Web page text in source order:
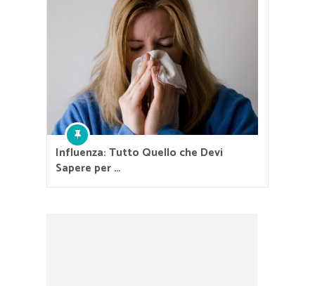
Influenza: Tutto Quello che Devi
Sapere per …